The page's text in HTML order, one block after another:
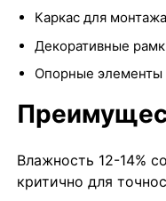
Каркас для
Декоративные
Опорные элементы
Влажность 12-14%
критично для